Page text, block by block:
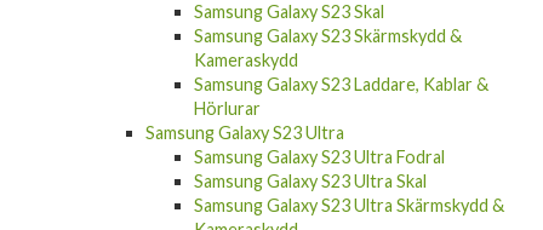
Samsung Galaxy S23 Skal
Samsung Galaxy S23 Skärmskydd &
Kameraskydd
Samsung Galaxy S23 Laddare, Kablar &
Hörlurar
Samsung Galaxy S23 Ultra
Samsung Galaxy S23 Ultra Fodral
Samsung Galaxy S23 Ultra Skal
Samsung Galaxy S23 Ultra Skärmskydd &